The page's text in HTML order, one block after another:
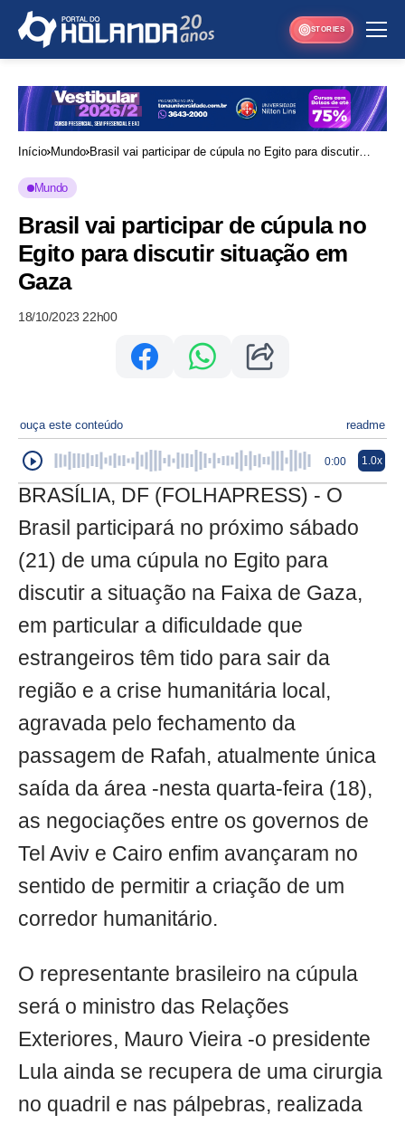
STORIES
Início Mundo Brasil vai participar de cúpula no Egito para discutir
Mundo
Brasil vai participar de cúpula no
Egito para discutir situação em
Gaza
18/10/2023 22h00
ouça este conteúdo readme
0:00 1.0x
BRASÍLIA, DF (FOLHAPRESS) - O
Brasil participará no próximo sábado
(21) de uma cúpula no Egito para
discutir a situação na Faixa de Gaza,
em particular a dificuldade que
estrangeiros têm tido para sair da
região e a crise humanitária local,
agravada pelo fechamento da
passagem de Rafah, atualmente única
saída da área -nesta quarta-feira (18),
as negociações entre os governos de
Tel Aviv e Cairo enfim avançaram no
sentido de permitir a criação de um
corredor humanitário.
O representante brasileiro na cúpula
será o ministro das Relações
Exteriores, Mauro Vieira -o presidente
Lula ainda se recupera de uma cirurgia
no quadril e nas pálpebras, realizada